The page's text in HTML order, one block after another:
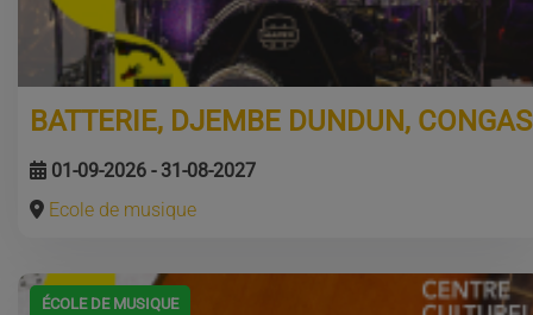
BATTERIE, DJEMBE DUNDUN, CONGAS
01-09-2026 - 31-08-2027
Ecole de musique
ÉCOLE DE MUSIQUE